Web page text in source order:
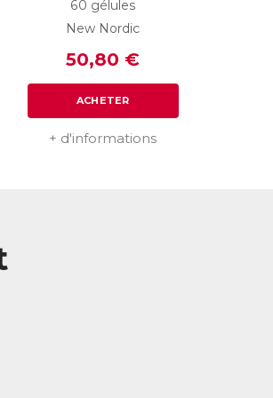
pour favoriser une bonne
ainsi une meilleure nutrition du
et le renforcement des cheveux,
L’extrait de Millet renferme
kératine. La L-Méthionine et la L-
antioxydantes, protègent les cheveux
60 gélules
New Nordic
50,80 €
ACHETER
+ d'informations